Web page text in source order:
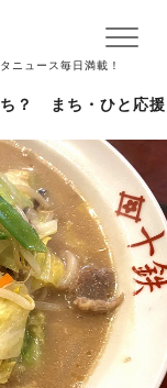
ニュース毎日満載！
？ まち・ひと応援